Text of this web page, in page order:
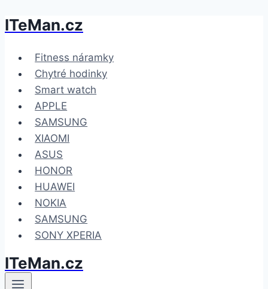
Přeskočit
obsah
ITeMan.cz
Fitness náramky
Chytré hodinky
Smart watch
APPLE
SAMSUNG
XIAOMI
ASUS
HONOR
HUAWEI
NOKIA
SAMSUNG
SONY XPERIA
ITeMan.cz